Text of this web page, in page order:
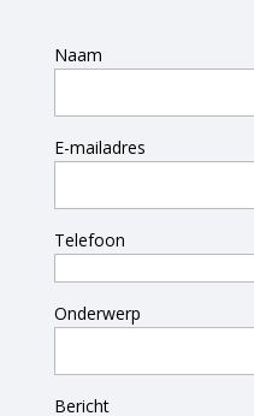
Naam
E-mailadres
Telefoon
Onderwerp
Bericht